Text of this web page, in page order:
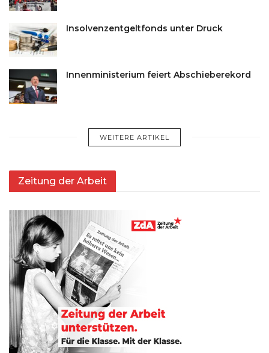
Insolvenzentgeltfonds unter Druck
Innenministerium feiert Abschieberekord
WEITERE ARTIKEL
Zeitung der Arbeit